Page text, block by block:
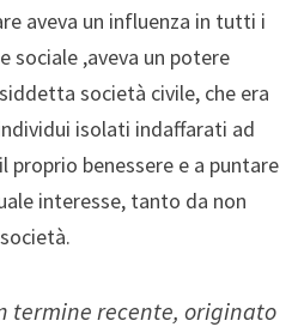
aveva un influenza in tutti i
,aveva un potere
società civile, che era
isolati indaffarati ad
benessere e a puntare
interesse, tanto da non
termine recente, originato